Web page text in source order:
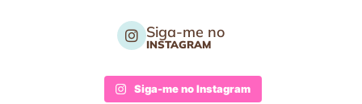
Siga-me no
INSTAGRAM
Siga-me no Instagram